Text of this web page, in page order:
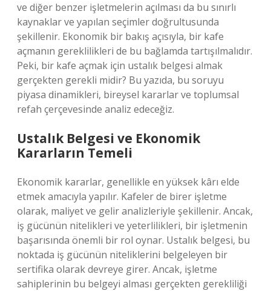
ve diğer benzer işletmelerin açılması da bu sınırlı
kaynaklar ve yapılan seçimler doğrultusunda
şekillenir. Ekonomik bir bakış açısıyla, bir kafe
açmanın gereklilikleri de bu bağlamda tartışılmalıdır.
Peki, bir kafe açmak için ustalık belgesi almak
gerçekten gerekli midir? Bu yazıda, bu soruyu
piyasa dinamikleri, bireysel kararlar ve toplumsal
refah çerçevesinde analiz edeceğiz.
Ustalık Belgesi ve Ekonomik
Kararların Temeli
Ekonomik kararlar, genellikle en yüksek kârı elde
etmek amacıyla yapılır. Kafeler de birer işletme
olarak, maliyet ve gelir analizleriyle şekillenir. Ancak,
iş gücünün nitelikleri ve yeterlilikleri, bir işletmenin
başarısında önemli bir rol oynar. Ustalık belgesi, bu
noktada iş gücünün niteliklerini belgeleyen bir
sertifika olarak devreye girer. Ancak, işletme
sahiplerinin bu belgeyi alması gerçekten gerekliliği